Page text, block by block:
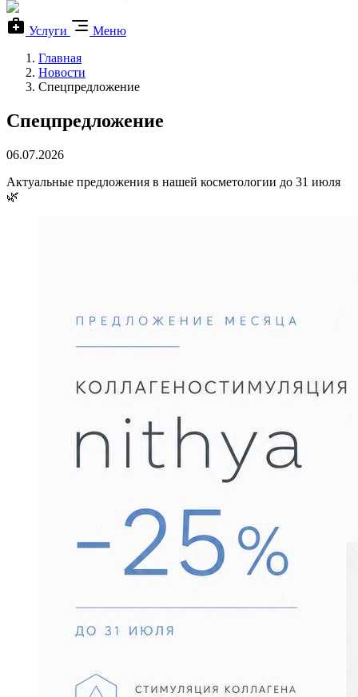
Услуги
Меню
Главная
Новости
Спецпредложение
Спецпредложение
06.07.2026
Актуальные предложения в нашей косметологии до 31 июля
🌿